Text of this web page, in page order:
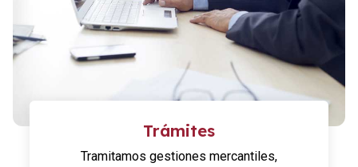
Trámites
Tramitamos gestiones mercantiles,